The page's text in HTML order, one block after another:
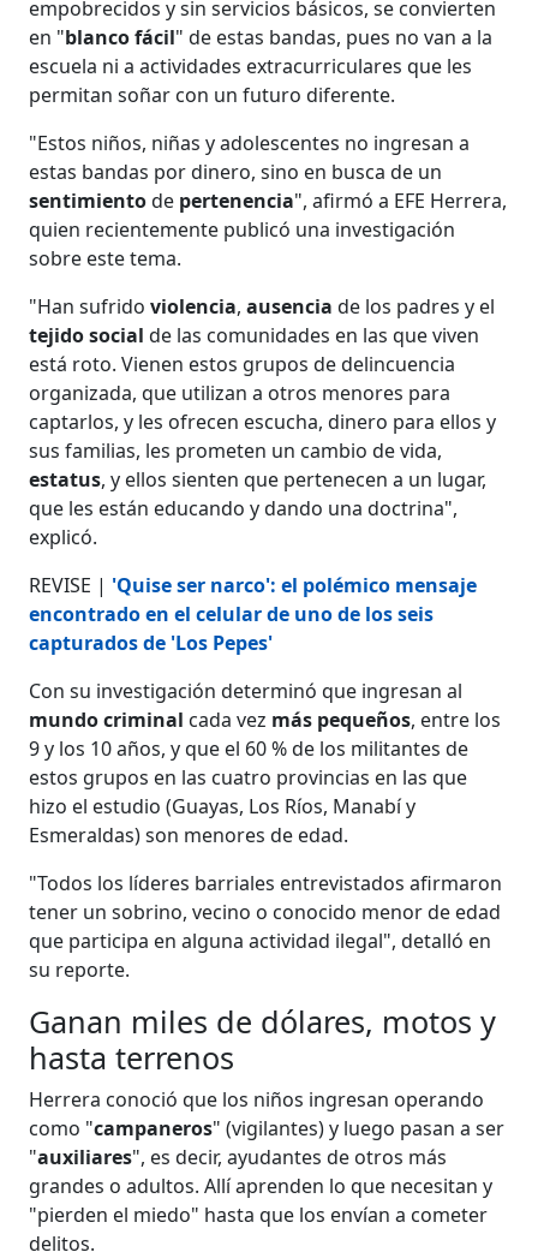
empobrecidos y sin servicios básicos, se convierten
en "blanco fácil" de estas bandas, pues no van a la
escuela ni a actividades extracurriculares que les
permitan soñar con un futuro diferente.
"Estos niños, niñas y adolescentes no ingresan a
estas bandas por dinero, sino en busca de un
sentimientode pertenencia", afirmó a EFE Herrera,
quien recientemente publicó una investigación
sobre este tema.
"Han sufridoviolencia,ausencia de los padres y el
tejido socialde las comunidades en las que viven
está roto. Vienen estos grupos de delincuencia
organizada, que utilizan a otros menores para
captarlos, y les ofrecen escucha, dinero para ellos y
sus familias, les prometen un cambio de vida,
estatus, y ellos sienten que pertenecen a un lugar,
que les están educando y dando una doctrina",
explicó.
REVISE | 'Quise ser narco': el polémico mensaje
encontrado en el celular de uno de los seis
capturados de 'Los Pepes'
Con su investigación determinó que ingresan al
mundo criminal cada vez más pequeños, entre los
9 y los 10 años, y que el 60 % de los militantes de
estos grupos en las cuatro provincias en las que
hizo el estudio (Guayas, Los Ríos, Manabí y
Esmeraldas) son menores de edad.
"Todos los líderes barriales entrevistados afirmaron
tener un sobrino, vecino o conocido menor de edad
que participa en alguna actividad ilegal", detalló en
su reporte.
Ganan miles de dólares, motos y
hasta terrenos
Herrera conoció que los niños ingresan operando
como "campaneros" (vigilantes) y luego pasan a ser
"auxiliares", es decir, ayudantes de otros más
grandes o adultos. Allí aprenden lo que necesitan y
"pierden el miedo" hasta que los envían a cometer
delitos.